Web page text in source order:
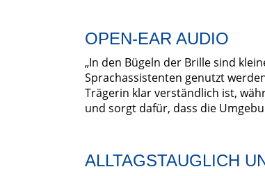
OPEN-EAR AUDIO
„In den Bügeln der Brille sind
Sprachassistenten genutzt
Trägerin klar verständlich ist,
und sorgt dafür, dass die
ALLTAGSTAUGLICH